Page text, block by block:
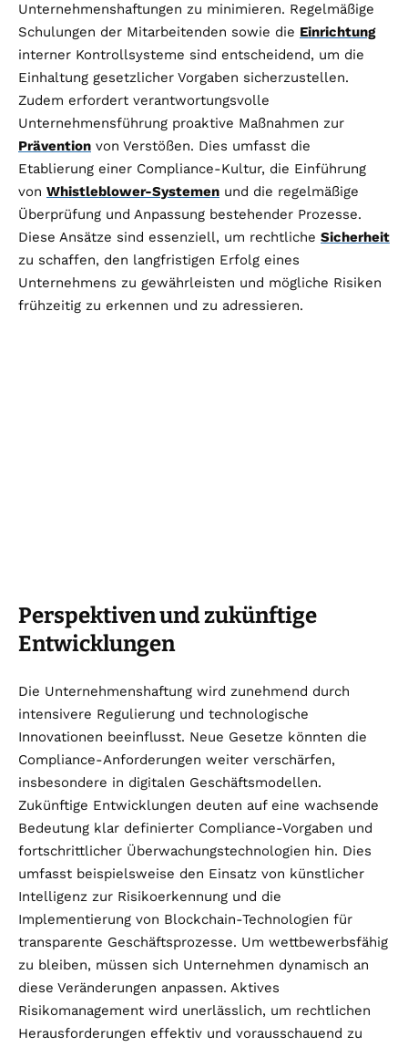
Unternehmenshaftungen zu minimieren. Regelmäßige
Schulungen der Mitarbeitenden sowie die Einrichtung
interner Kontrollsysteme sind entscheidend, um die
Einhaltung gesetzlicher Vorgaben sicherzustellen.
Zudem erfordert verantwortungsvolle
Unternehmensführung proaktive Maßnahmen zur
Prävention von Verstößen. Dies umfasst die
Etablierung einer Compliance-Kultur, die Einführung
von Whistleblower-Systemen und die regelmäßige
Überprüfung und Anpassung bestehender Prozesse.
Diese Ansätze sind essenziell, um rechtliche Sicherheit
zu schaffen, den langfristigen Erfolg eines
Unternehmens zu gewährleisten und mögliche Risiken
frühzeitig zu erkennen und zu adressieren.
Perspektiven und zukünftige
Entwicklungen
Die Unternehmenshaftung wird zunehmend durch
intensivere Regulierung und technologische
Innovationen beeinflusst. Neue Gesetze könnten die
Compliance-Anforderungen weiter verschärfen,
insbesondere in digitalen Geschäftsmodellen.
Zukünftige Entwicklungen deuten auf eine wachsende
Bedeutung klar definierter Compliance-Vorgaben und
fortschrittlicher Überwachungstechnologien hin. Dies
umfasst beispielsweise den Einsatz von künstlicher
Intelligenz zur Risikoerkennung und die
Implementierung von Blockchain-Technologien für
transparente Geschäftsprozesse. Um wettbewerbsfähig
zu bleiben, müssen sich Unternehmen dynamisch an
diese Veränderungen anpassen. Aktives
Risikomanagement wird unerlässlich, um rechtlichen
Herausforderungen effektiv und vorausschauend zu